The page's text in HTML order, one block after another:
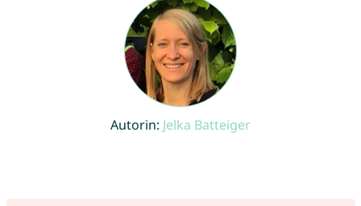
Autorin: Jelka Batteiger